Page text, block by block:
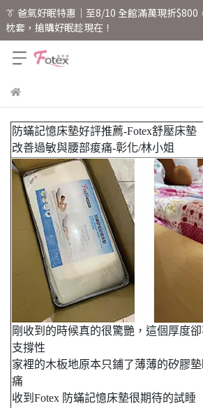
👔 爸氣好眠特惠｜至8/10 全館滿萬現折
枕套，搶購好眠趁現在！
防蟎記憶床墊好評推薦-Fotex舒壓床墊
改善過敏與腰部痠痛-彰化/林小姐
剛收到的時候真的很驚艷，這個厚度
支撐性
家裡的木板地原本只鋪了薄薄的矽膠
痛
收到Fotex 防蟎記憶床墊很期待的試睡